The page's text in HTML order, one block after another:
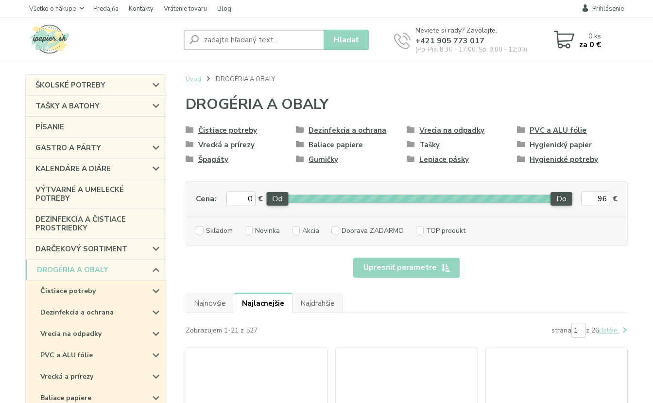
Všetko o nákupe Predajňa Kontakty Vrátenie tovaru Blog Prihlásenie
Hľadať
Neviete si rady? Zavolajte.
+421 905 773 017
(Po-Pia, 8:30 - 17:00, So: 9:00 - 12:00)
0ks
za 0 €
ŠKOLSKÉ POTREBY
TAŠKY A BATOHY
PÍSANIE
GASTRO A PÁRTY
KALENDÁRE A DIÁRE
VÝTVARNÉ A UMELECKÉ
POTREBY
DEZINFEKCIA A ČISTIACE
PROSTRIEDKY
DARČEKOVÝ SORTIMENT
DROGÉRIA A OBALY
Čistiace potreby
Dezinfekcia a ochrana
Vrecia na odpadky
PVC a ALU fólie
Vrecká a prírezy
Baliace papiere
Úvod DROGÉRIA A OBALY
DROGÉRIA A OBALY
Čistiace potreby Dezinfekcia a ochrana Vrecia na odpadky
PVC a ALU fólie
Vrecká a prírezy
Baliace papiere Tašky
Hygienický papier
Špagáty
Gumičky Lepiace pásky Hygienické potreby
Upresniť parametre
Cena: € Od Do €
Skladom Novinka Akcia Doprava ZADARMO TOP produkt
Najnovšie Najlacnejšie Najdrahšie
Zobrazujem 1-21 z 527 strana z 26ďalšie